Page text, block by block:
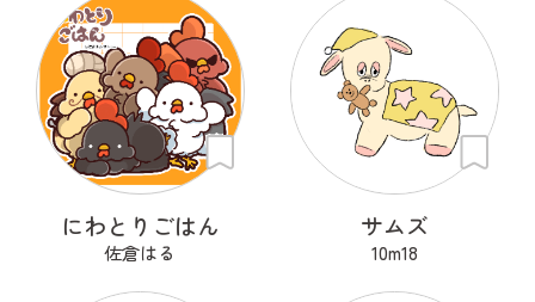
にわとりごはん
佐倉はる
サムズ
10m18